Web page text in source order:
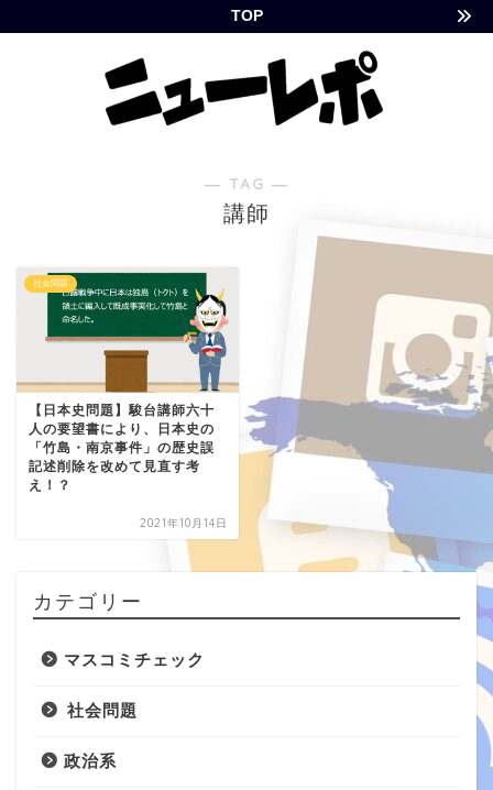
TOP
― TAG ―
講師
社会問題
【日本史問題】駿台講師六十
人の要望書により、日本史の
「竹島・南京事件」の歴史誤
記述削除を改めて見直す考
え！？
2021年10月14日
カテゴリー
マスコミチェック
社会問題
政治系